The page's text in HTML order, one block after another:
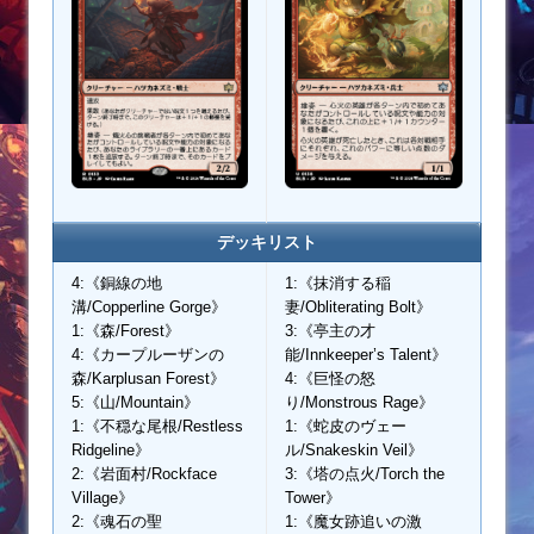
デッキリスト
4:《銅線の地
溝/Copperline Gorge》
1:《森/Forest》
4:《カープルーザンの
森/Karplusan Forest》
5:《山/Mountain》
1:《不穏な尾根/Restless
Ridgeline》
2:《岩面村/Rockface
Village》
2:《魂石の聖
1:《抹消する稲
妻/Obliterating Bolt》
3:《亭主の才
能/Innkeeper’s Talent》
4:《巨怪の怒
り/Monstrous Rage》
1:《蛇皮のヴェー
ル/Snakeskin Veil》
3:《塔の点火/Torch the
Tower》
1:《魔女跡追いの激